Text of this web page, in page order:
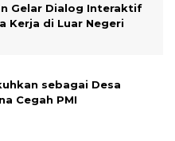
Gelar Dialog Interaktif
Kerja di Luar Negeri
sebagai Desa
Cegah PMI